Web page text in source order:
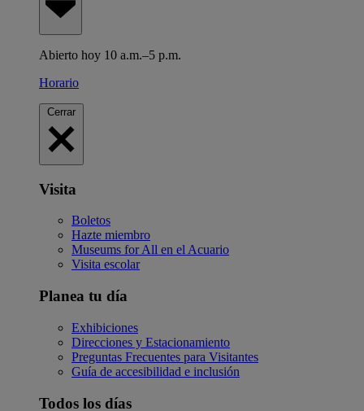
Abierto hoy 10 a.m.–5 p.m.
Horario
Cerrar
Visita
Boletos
Hazte miembro
Museums for All en el Acuario
Visita escolar
Planea tu día
Exhibiciones
Direcciones y Estacionamiento
Preguntas Frecuentes para Visitantes
Guía de accesibilidad e inclusión
Todos los días